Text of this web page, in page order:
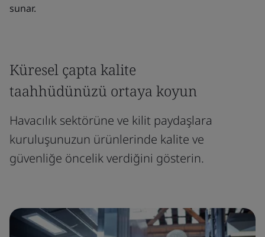
sunar.
Küresel çapta kalite
taahhüdünüzü ortaya koyun
Havacılık sektörüne ve kilit paydaşlara
kuruluşunuzun ürünlerinde kalite ve
güvenliğe öncelik verdiğini gösterin.